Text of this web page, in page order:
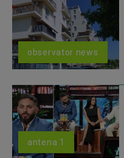
observator news
antena 1